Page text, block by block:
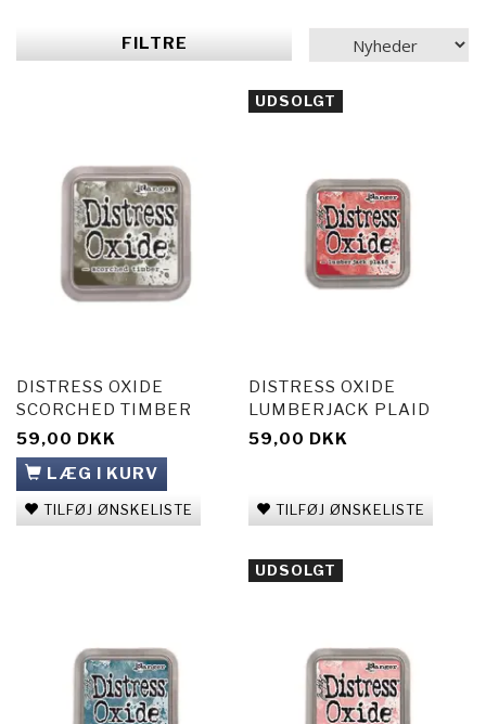
FILTRE
DISTRESS OXIDE
SCORCHED TIMBER
59,00 DKK
LÆG I KURV
TILFØJ ØNSKELISTE
UDSOLGT
DISTRESS OXIDE
LUMBERJACK PLAID
59,00 DKK
TILFØJ ØNSKELISTE
UDSOLGT